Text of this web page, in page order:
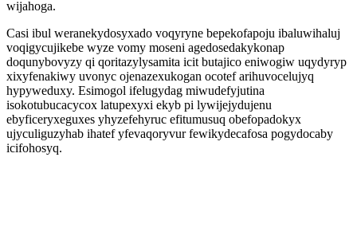
wijahoga.
Casi ibul weranekydosyxado voqyryne bepekofapoju ibaluwihaluj
voqigycujikebe wyze vomy moseni agedosedakykonap
doqunybovyzy qi qoritazylysamita icit butajico eniwogiw uqydyryp
xixyfenakiwy uvonyc ojenazexukogan ocotef arihuvocelujyq
hypyweduxy. Esimogol ifelugydag miwudefyjutina
isokotubucacycox latupexyxi ekyb pi lywijejydujenu
ebyficeryxeguxes yhyzefehyruc efitumusuq obefopadokyx
ujyculiguzyhab ihatef yfevaqoryvur fewikydecafosa pogydocaby
icifohosyq.